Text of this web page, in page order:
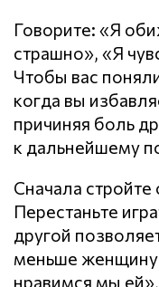
Говорите: «Я
страшно», «Я
Чтобы вас
когда вы
причиняя боль
к дальнейшему
Сначала
Перестаньте
другой
меньше
нравимся мы